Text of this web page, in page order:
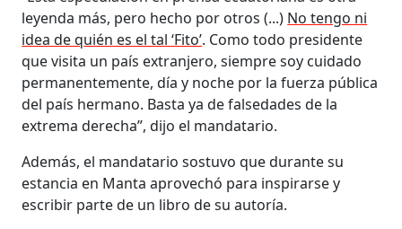
leyenda más, pero hecho por otros (...) No tengo ni
idea de quién es el tal ‘Fito’. Como todo presidente
que visita un país extranjero, siempre soy cuidado
permanentemente, día y noche por la fuerza pública
del país hermano. Basta ya de falsedades de la
extrema derecha”, dijo el mandatario.
Además, el mandatario sostuvo que durante su
estancia en Manta aprovechó para inspirarse y
escribir parte de un libro de su autoría.